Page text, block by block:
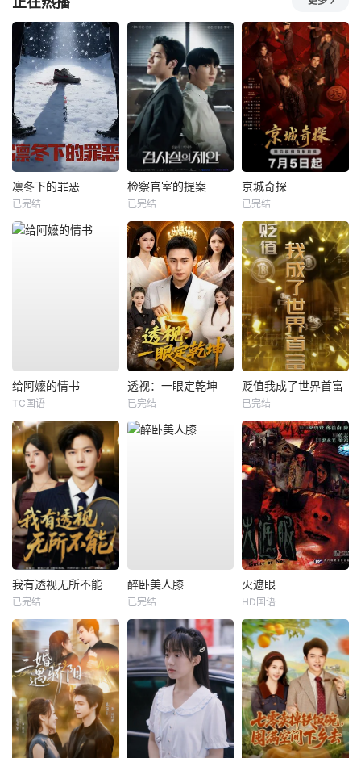
凛冬下的罪恶
已完结
检察官室的提案
已完结
京城奇探
已完结
给阿嬷的情书
TC国语
透视：一眼定乾坤
已完结
贬值我成了世界首富
已完结
我有透视无所不能
已完结
醉卧美人膝
已完结
火遮眼
HD国语